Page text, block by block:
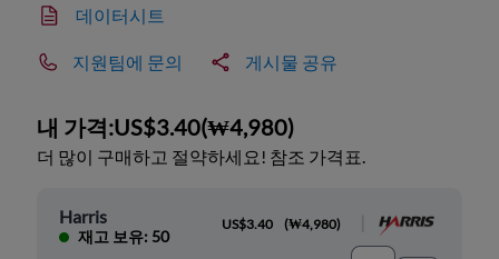
데이터시트
지원팀에 문의 게시물 공유
내 가격:US$3.40(₩4,980)
더 많이 구매하고 절약하세요! 참조 가격표.
Harris
재고 보유: 50
US$3.40 (₩4,980)